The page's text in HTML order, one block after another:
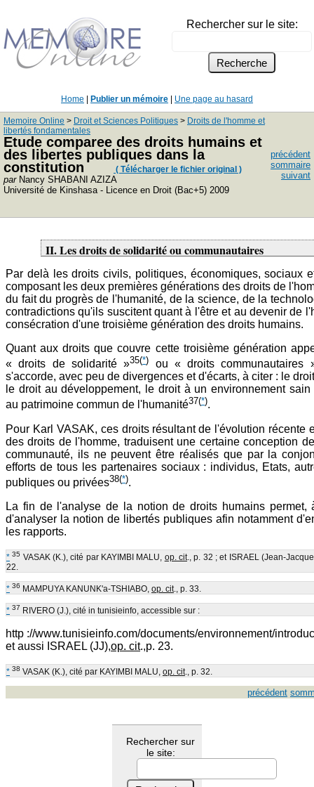
Rechercher sur le site:
Home Publier un mémoire Une page au hasard
Memoire Online > Droit et Sciences Politiques > Droits de l'homme et
libertés fondamentales
Etude comparee des droits humains et
des libertes publiques dans la
constitution
( Télécharger le fichier original )
parNancy SHABANI AZIZA
Université de Kinshasa - Licence en Droit (Bac+5) 2009
précédent
sommaire
suivant
II. Les droits de solidarité ou communautaires
Par delà les droits civils, politiques, économiques, sociaux
composant les deux premières générations des droits de
du fait du progrès de l'humanité, de la science, de la
contradictions qu'ils suscitent quant à l'être et au devenir de
consécration d'une troisième génération des droits humains.
Quant aux droits que couvre cette troisième génération
« droits de solidarité »35(*) ou « droits communautaires
s'accorde, avec peu de divergences et d'écarts, à citer : le
le droit au développement, le droit à un environnement
au patrimoine commun de l'humanité37(*).
Pour Karl VASAK, ces droits résultant de l'évolution récente
des droits de l'homme, traduisent une certaine conception
communauté, ils ne peuvent être réalisés que par la
efforts de tous les partenaires sociaux : individus, Etats,
publiques ou privées38(*).
La fin de l'analyse de la notion de droits humains permet,
d'analyser la notion de libertés publiques afin notamment
les rapports.
* 35 VASAK (K.), cité par KAYIMBI MALU, op. cit., p. 32 ; et ISRAEL (Jean-
22.
* 36 MAMPUYA KANUNK'a-TSHIABO, op. cit., p. 33.
* 37 RIVERO (J.), cité in tunisieinfo, accessible sur :
http ://www.tunisieinfo.com/documents/environnement/
et aussi ISRAEL (JJ),op. cit.,p. 23.
* 38 VASAK (K.), cité par KAYIMBI MALU, op. cit., p. 32.
précédent
Rechercher sur
le site: